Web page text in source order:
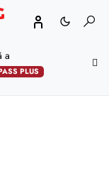
a
PLUS